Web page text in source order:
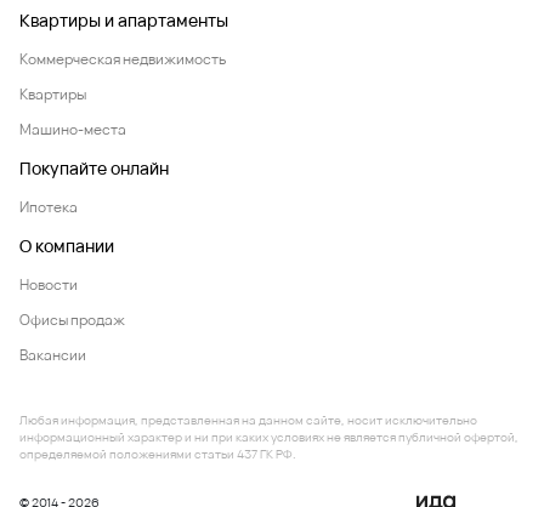
Квартиры и апартаменты
Коммерческая недвижимость
Квартиры
Машино-места
Покупайте онлайн
Ипотека
О компании
Новости
Офисы продаж
Вакансии
© 2014 - 2026
Любая информация, представленная на данном сайте, носит исключительно
информационный характер и ни при каких условиях не является публичной офертой,
определяемой положениями статьи 437 ГК РФ.